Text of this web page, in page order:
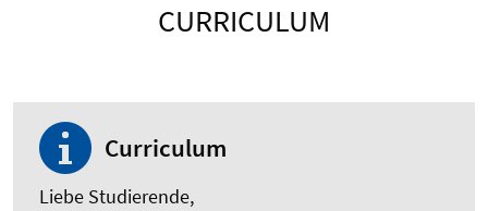
CURRICULUM
Curriculum
Liebe Studierende,